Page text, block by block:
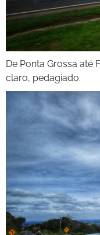
De Ponta Grossa até
claro, pedagiado.